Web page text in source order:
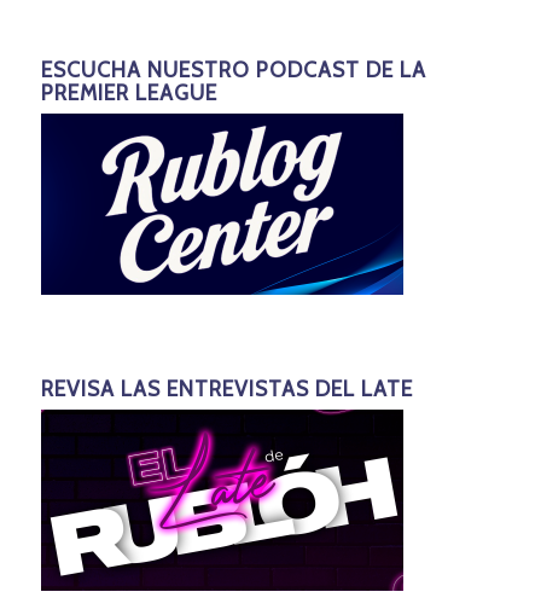
ESCUCHA NUESTRO PODCAST DE LA
PREMIER LEAGUE
REVISA LAS ENTREVISTAS DEL LATE